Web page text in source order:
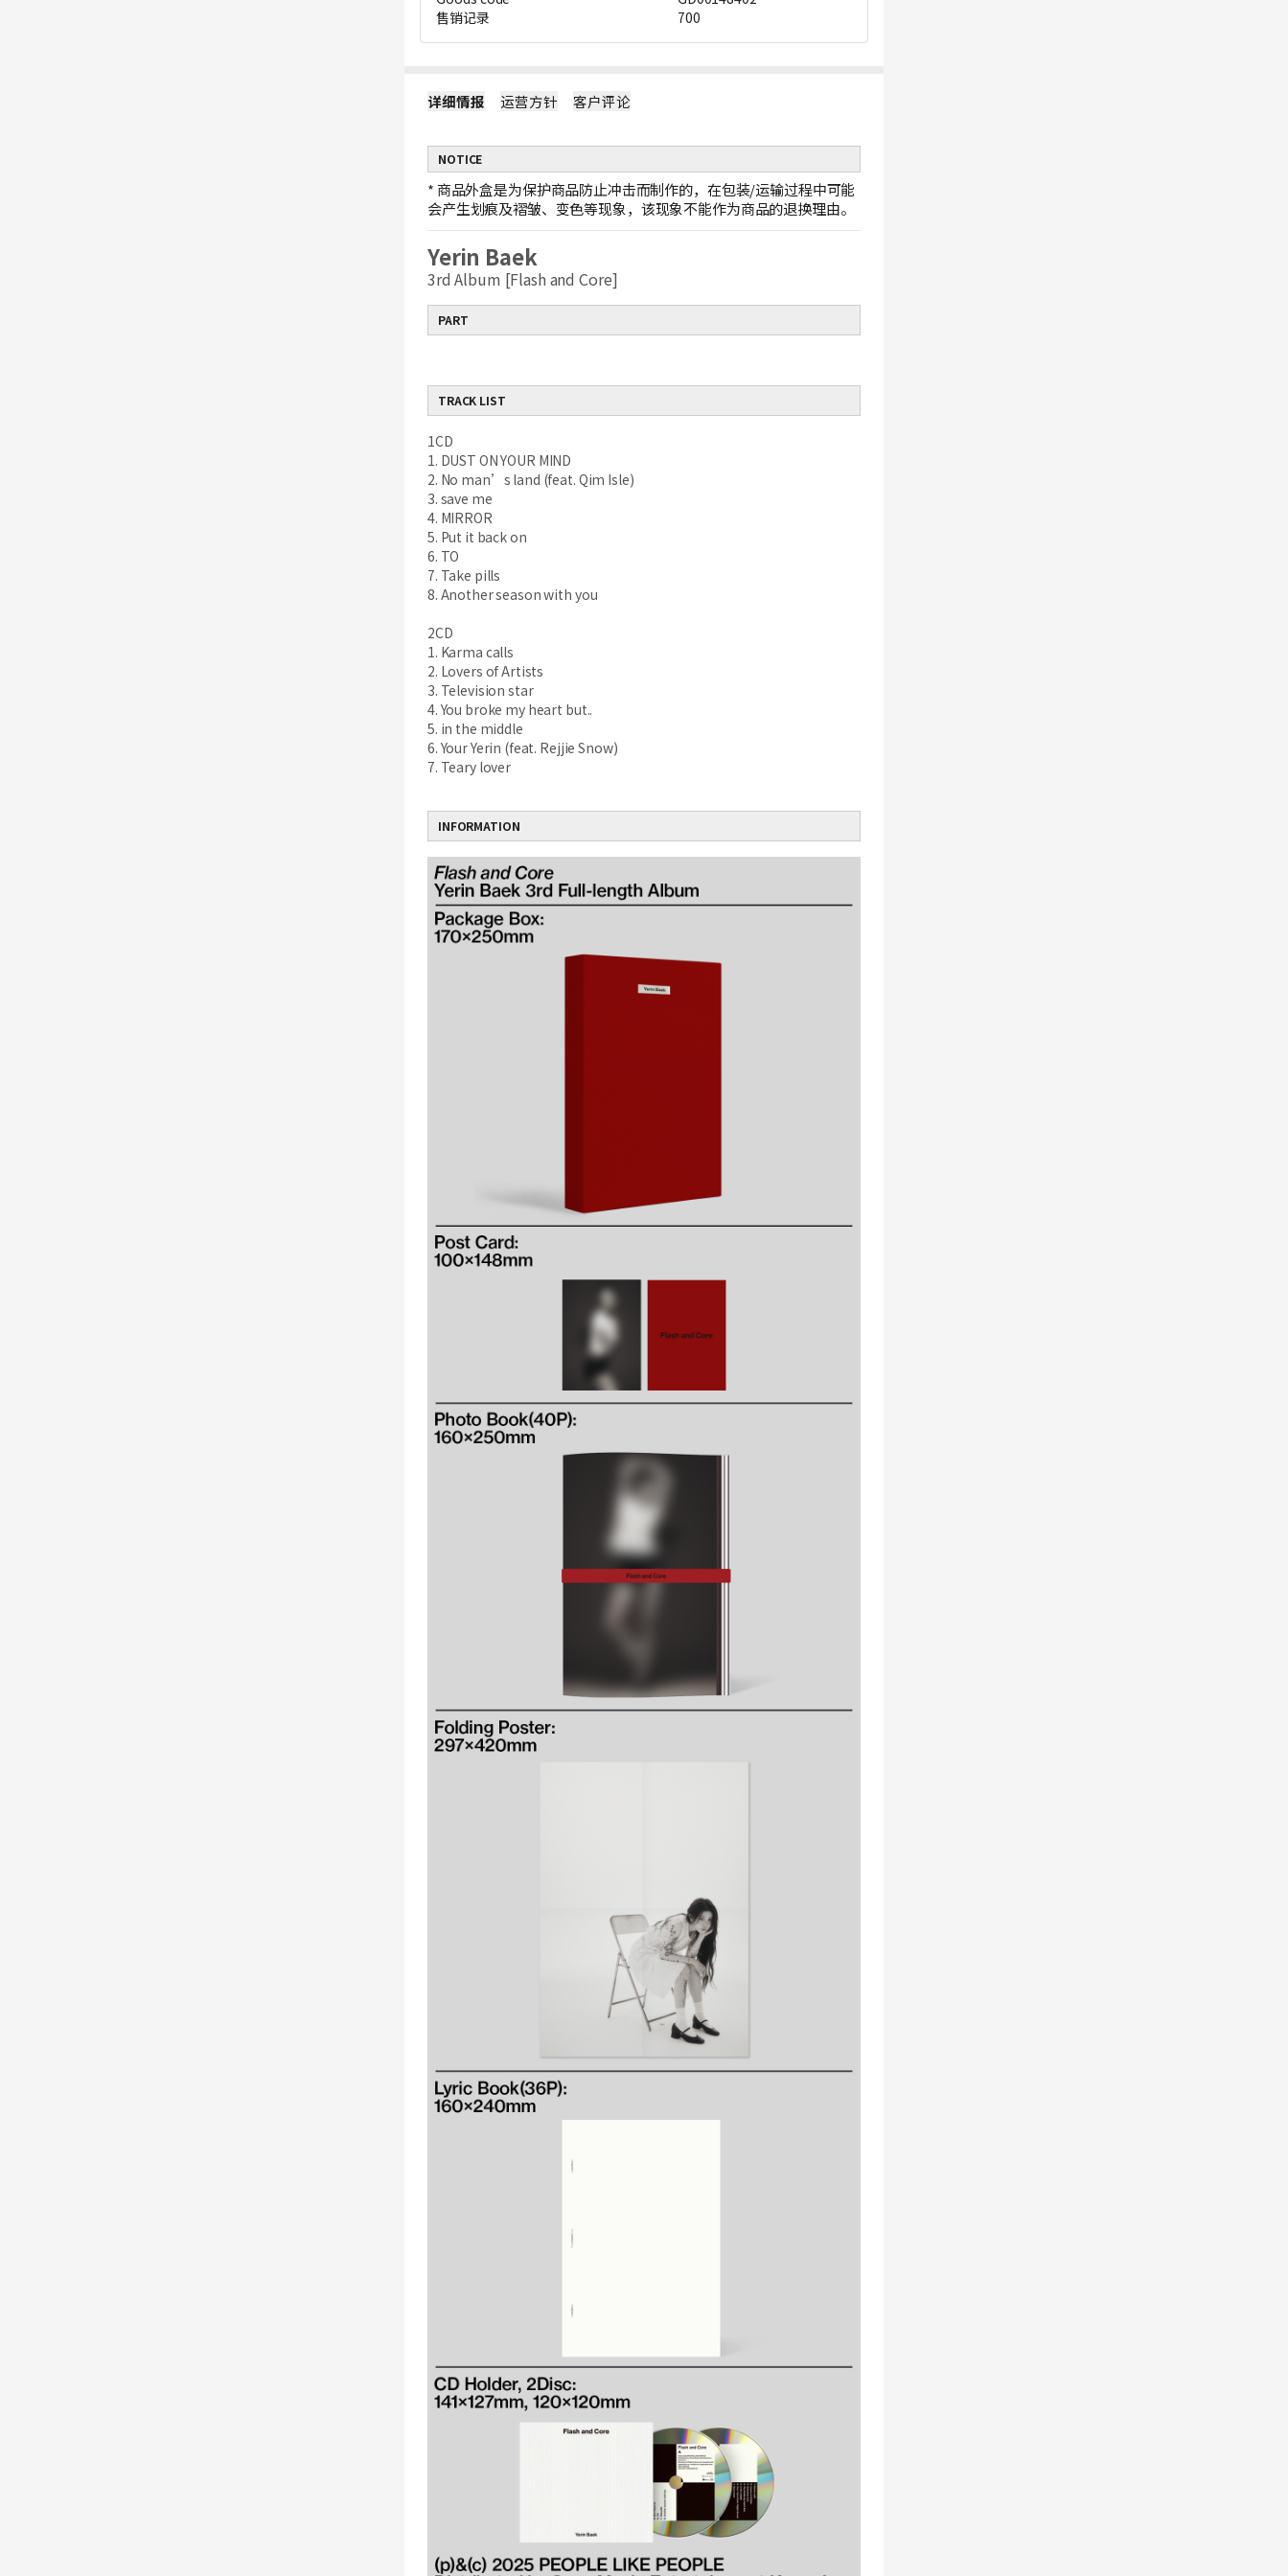
售销记录
700
详细情报 运营方针 客户评论
NOTICE
* 商品外盒是为保护商品防止冲击而制作的，在包装/运输过程中可能
会产生划痕及褶皱、变色等现象，该现象不能作为商品的退换理由。
Yerin Baek
3rd Album [Flash and Core]
PART
TRACK LIST
1CD
1. DUST ON YOUR MIND
2. No man’s land (feat. Qim Isle)
3. save me
4. MIRROR
5. Put it back on
6. TO
7. Take pills
8. Another season with you
2CD
1. Karma calls
2. Lovers of Artists
3. Television star
4. You broke my heart but..
5. in the middle
6. Your Yerin (feat. Rejjie Snow)
7. Teary lover
INFORMATION